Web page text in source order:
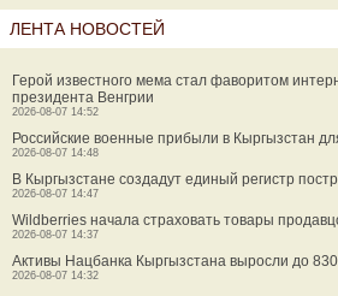
ЛЕНТА НОВОСТЕЙ
Герой известного мема стал фаворитом
президента Венгрии
2026-08-07 14:52
Российские военные прибыли в Кыргызстан
2026-08-07 14:48
В Кыргызстане создадут единый регистр
2026-08-07 14:47
Wildberries начала страховать товары
2026-08-07 14:37
Активы Нацбанка Кыргызстана выросли до
2026-08-07 14:32